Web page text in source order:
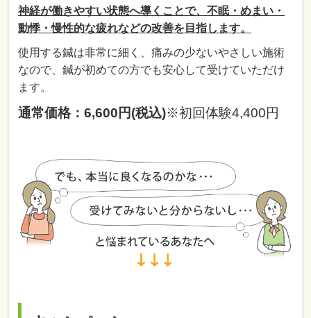
神経が働きやすい状態へ導くことで、不眠・めまい・
動悸・慢性的な疲れなどの改善を目指します。
使用する鍼は非常に細く、痛みの少ないやさしい施術
なので、鍼が初めての方でも安心して受けていただけ
ます。
通常価格：6,600円(税込)※初回体験4,400円